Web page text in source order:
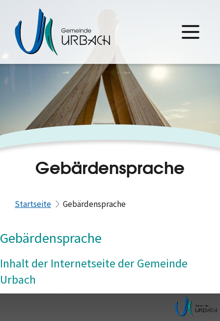
Gebärdensprache
Startseite Gebärdensprache
Gebärdensprache
Inhalt der Internetseite der Gemeinde
Urbach